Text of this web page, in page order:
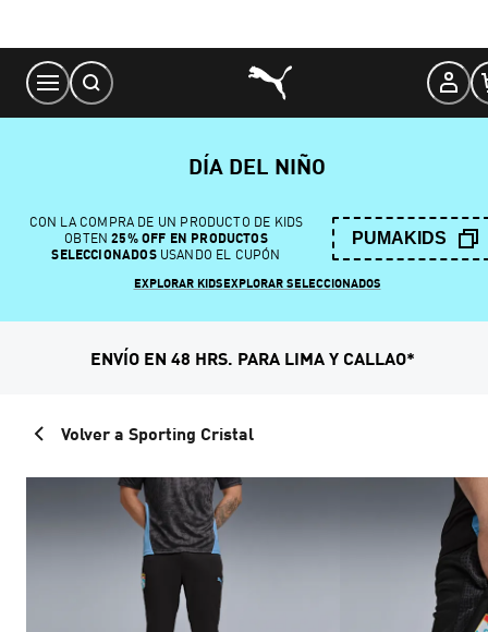
Content
DÍA DEL NIÑO
CON LA COMPRA DE UN PRODUCTO DE KIDS
OBTEN 25% OFF EN PRODUCTOS
SELECCIONADOSUSANDO EL CUPÓN
PUMAKIDS
EXPLORAR KIDSEXPLORAR SELECCIONADOS
ENVÍO EN 48 HRS. PARA LIMA Y CALLAO*
Volver a Sporting Cristal